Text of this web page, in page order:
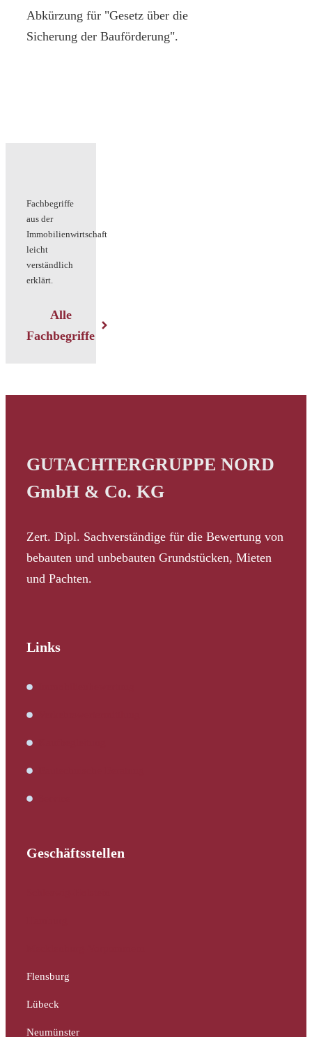
Abkürzung für "Gesetz über die
Sicherung der Bauförderung".
Fachbegriffe
aus der
Immobilienwirtschaft
leicht
verständlich
erklärt.
Alle
Fachbegriffe
GUTACHTERGRUPPE NORD
GmbH & Co. KG
Zert. Dipl. Sachverständige für die Bewertung von
bebauten und unbebauten Grundstücken, Mieten
und Pachten.
Links
Geschäftsstellen
Flensburg
Lübeck
Neumünster